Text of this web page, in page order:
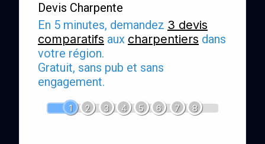
Devis Charpente
En 5 minutes, demandez 3 devis
comparatifs aux charpentiers dans
votre région.
Gratuit, sans pub et sans
engagement.
1 2 3 4 5 6 7 8